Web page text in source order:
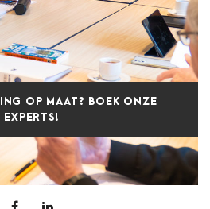
OP MAAT? BOEK ONZE
EXPERTS!